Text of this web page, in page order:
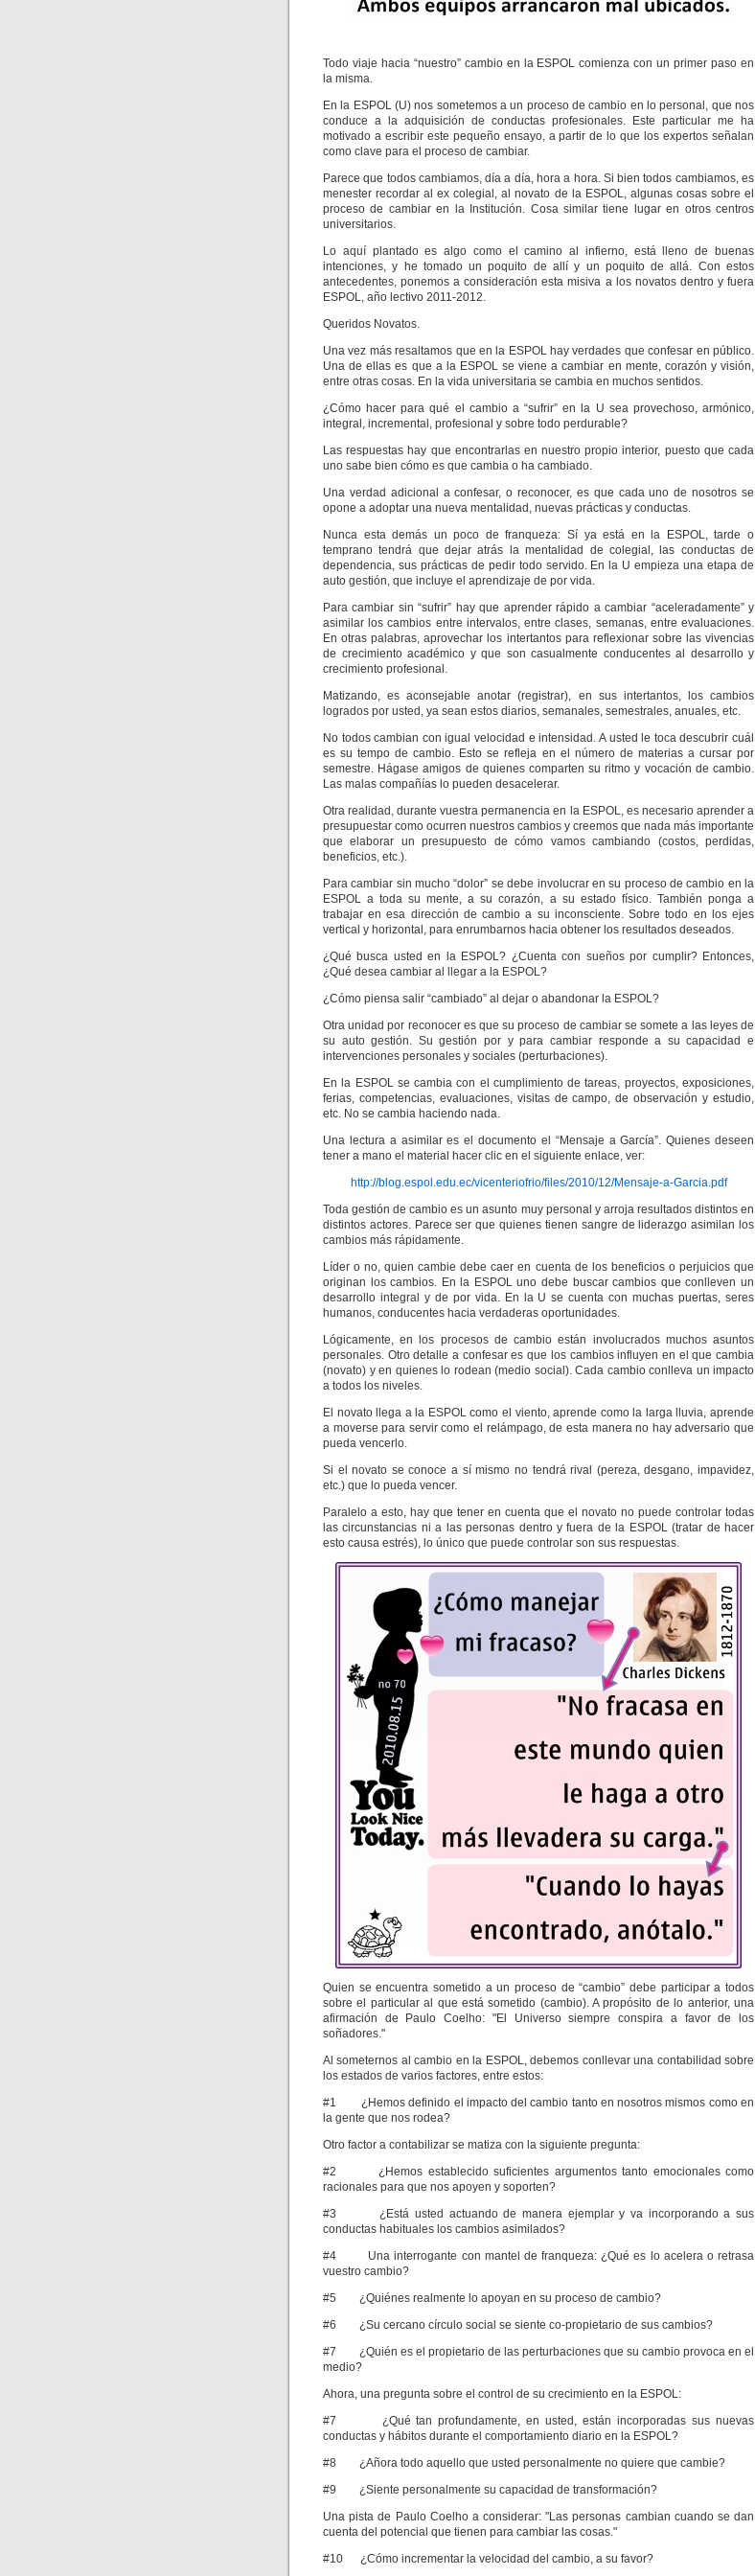
Todo viaje hacia “nuestro” cambio en la ESPOL comienza con un primer paso en
la misma.
En la ESPOL (U) nos sometemos a un proceso de cambio en lo personal, que nos
conduce a la adquisición de conductas profesionales. Este particular me ha
motivado a escribir este pequeño ensayo, a partir de lo que los expertos señalan
como clave para el proceso de cambiar.
Parece que todos cambiamos, día a día, hora a hora. Si bien todos cambiamos, es
menester recordar al ex colegial, al novato de la ESPOL, algunas cosas sobre el
proceso de cambiar en la Institución. Cosa similar tiene lugar en otros centros
universitarios.
Lo aquí plantado es algo como el camino al infierno, está lleno de buenas
intenciones, y he tomado un poquito de allí y un poquito de allá. Con estos
antecedentes, ponemos a consideración esta misiva a los novatos dentro y fuera
ESPOL, año lectivo 2011-2012.
Queridos Novatos.
Una vez más resaltamos que en la ESPOL hay verdades que confesar en público.
Una de ellas es que a la ESPOL se viene a cambiar en mente, corazón y visión,
entre otras cosas. En la vida universitaria se cambia en muchos sentidos.
¿Cómo hacer para qué el cambio a “sufrir” en la U sea provechoso, armónico,
integral, incremental, profesional y sobre todo perdurable?
Las respuestas hay que encontrarlas en nuestro propio interior, puesto que cada
uno sabe bien cómo es que cambia o ha cambiado.
Una verdad adicional a confesar, o reconocer, es que cada uno de nosotros se
opone a adoptar una nueva mentalidad, nuevas prácticas y conductas.
Nunca esta demás un poco de franqueza: Sí ya está en la ESPOL, tarde o
temprano tendrá que dejar atrás la mentalidad de colegial, las conductas de
dependencia, sus prácticas de pedir todo servido. En la U empieza una etapa de
auto gestión, que incluye el aprendizaje de por vida.
Para cambiar sin “sufrir” hay que aprender rápido a cambiar “aceleradamente” y
asimilar los cambios entre intervalos, entre clases, semanas, entre evaluaciones.
En otras palabras, aprovechar los intertantos para reflexionar sobre las vivencias
de crecimiento académico y que son casualmente conducentes al desarrollo y
crecimiento profesional.
Matizando, es aconsejable anotar (registrar), en sus intertantos, los cambios
logrados por usted, ya sean estos diarios, semanales, semestrales, anuales, etc.
No todos cambian con igual velocidad e intensidad. A usted le toca descubrir cuál
es su tempo de cambio. Esto se refleja en el número de materias a cursar por
semestre. Hágase amigos de quienes comparten su ritmo y vocación de cambio.
Las malas compañías lo pueden desacelerar.
Otra realidad, durante vuestra permanencia en la ESPOL, es necesario aprender a
presupuestar como ocurren nuestros cambios y creemos que nada más importante
que elaborar un presupuesto de cómo vamos cambiando (costos, perdidas,
beneficios, etc.).
Para cambiar sin mucho “dolor” se debe involucrar en su proceso de cambio en la
ESPOL a toda su mente, a su corazón, a su estado físico. También ponga a
trabajar en esa dirección de cambio a su inconsciente. Sobre todo en los ejes
vertical y horizontal, para enrumbarnos hacia obtener los resultados deseados.
¿Qué busca usted en la ESPOL? ¿Cuenta con sueños por cumplir? Entonces,
¿Qué desea cambiar al llegar a la ESPOL?
¿Cómo piensa salir “cambiado” al dejar o abandonar la ESPOL?
Otra unidad por reconocer es que su proceso de cambiar se somete a las leyes de
su auto gestión. Su gestión por y para cambiar responde a su capacidad e
intervenciones personales y sociales (perturbaciones).
En la ESPOL se cambia con el cumplimiento de tareas, proyectos, exposiciones,
ferias, competencias, evaluaciones, visitas de campo, de observación y estudio,
etc. No se cambia haciendo nada.
Una lectura a asimilar es el documento el “Mensaje a García”. Quienes deseen
tener a mano el material hacer clic en el siguiente enlace, ver:
http://blog.espol.edu.ec/vicenteriofrio/files/2010/12/Mensaje-a-Garcia.pdf
Toda gestión de cambio es un asunto muy personal y arroja resultados distintos en
distintos actores. Parece ser que quienes tienen sangre de liderazgo asimilan los
cambios más rápidamente.
Líder o no, quien cambie debe caer en cuenta de los beneficios o perjuicios que
originan los cambios. En la ESPOL uno debe buscar cambios que conlleven un
desarrollo integral y de por vida. En la U se cuenta con muchas puertas, seres
humanos, conducentes hacia verdaderas oportunidades.
Lógicamente, en los procesos de cambio están involucrados muchos asuntos
personales. Otro detalle a confesar es que los cambios influyen en el que cambia
(novato) y en quienes lo rodean (medio social). Cada cambio conlleva un impacto
a todos los niveles.
El novato llega a la ESPOL como el viento, aprende como la larga lluvia, aprende
a moverse para servir como el relámpago, de esta manera no hay adversario que
pueda vencerlo.
Si el novato se conoce a sí mismo no tendrá rival (pereza, desgano, impavidez,
etc.) que lo pueda vencer.
Paralelo a esto, hay que tener en cuenta que el novato no puede controlar todas
las circunstancias ni a las personas dentro y fuera de la ESPOL (tratar de hacer
esto causa estrés), lo único que puede controlar son sus respuestas.
Quien se encuentra sometido a un proceso de “cambio” debe participar a todos
sobre el particular al que está sometido (cambio). A propósito de lo anterior, una
afirmación de Paulo Coelho: "El Universo siempre conspira a favor de los
soñadores."
Al someternos al cambio en la ESPOL, debemos conllevar una contabilidad sobre
los estados de varios factores, entre estos:
#1 ¿Hemos definido el impacto del cambio tanto en nosotros mismos como en
la gente que nos rodea?
Otro factor a contabilizar se matiza con la siguiente pregunta:
#2 ¿Hemos establecido suficientes argumentos tanto emocionales como
racionales para que nos apoyen y soporten?
#3 ¿Está usted actuando de manera ejemplar y va incorporando a sus
conductas habituales los cambios asimilados?
#4 Una interrogante con mantel de franqueza: ¿Qué es lo acelera o retrasa
vuestro cambio?
#5 ¿Quiénes realmente lo apoyan en su proceso de cambio?
#6 ¿Su cercano círculo social se siente co-propietario de sus cambios?
#7 ¿Quién es el propietario de las perturbaciones que su cambio provoca en el
medio?
Ahora, una pregunta sobre el control de su crecimiento en la ESPOL:
#7 ¿Qué tan profundamente, en usted, están incorporadas sus nuevas
conductas y hábitos durante el comportamiento diario en la ESPOL?
#8 ¿Añora todo aquello que usted personalmente no quiere que cambie?
#9 ¿Siente personalmente su capacidad de transformación?
Una pista de Paulo Coelho a considerar: "Las personas cambian cuando se dan
cuenta del potencial que tienen para cambiar las cosas."
#10 ¿Cómo incrementar la velocidad del cambio, a su favor?